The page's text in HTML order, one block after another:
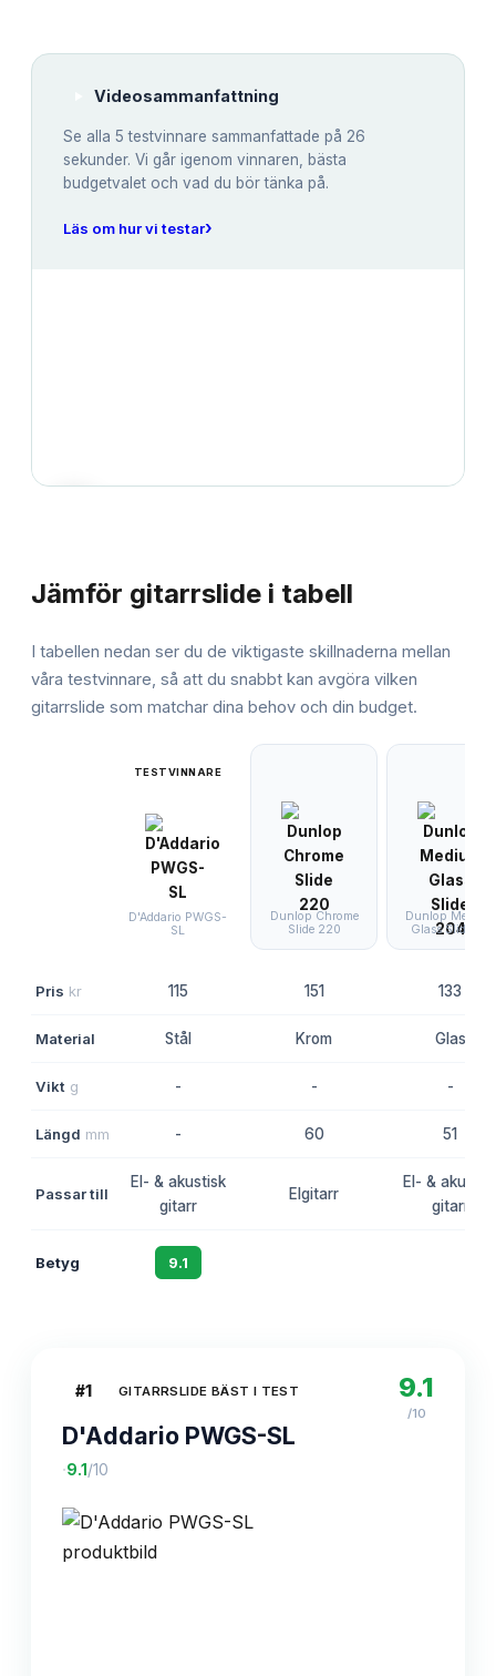
Videosammanfattning
Se alla 5 testvinnare sammanfattade på 26
sekunder. Vi går igenom vinnaren, bästa
budgetvalet och vad du bör tänka på.
Läs om hur vi testar›
Jämför gitarrslide i tabell
I tabellen nedan ser du de viktigaste skillnaderna mellan
våra testvinnare, så att du snabbt kan avgöra vilken
gitarrslide som matchar dina behov och din budget.
TESTVINNARE
D'Addario PWGS-
SL
Dunlop Chrome
Slide 220
Dunlop Medium
Glass Slide 20
Pris kr 115 151 133
Material Stål Krom Glas
Vikt g - - -
Längd mm - 60 51
Passar till
El- & akustisk
gitarr
Elgitarr
El- &
gitarr
Betyg 9.1
#1 GITARRSLIDE BÄST I TEST
D'Addario PWGS-SL
·9.1 /10
9.1
/10